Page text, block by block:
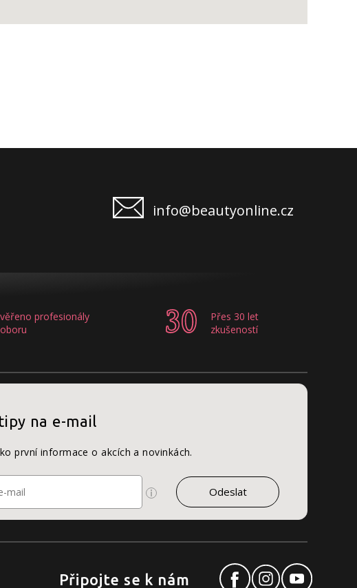
info@beautyonline.cz
profesionály
Přes 30 let
zkušeností
na e-mail
první informace o akcích a novinkách.
Připojte se k nám